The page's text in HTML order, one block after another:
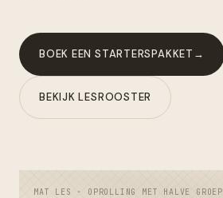
BOEK EEN STARTERSPAKKET →
BEKIJK LESROOSTER
MAT LES · OPROLLING MET HALVE GROEP